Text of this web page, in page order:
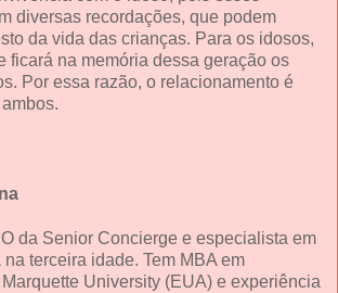
diversas recordações, que podem
da vida das crianças. Para os idosos,
ficará na memória dessa geração os
Por essa razão, o relacionamento é
da Senior Concierge e especialista em
terceira idade. Tem MBA em
University (EUA) e experiência